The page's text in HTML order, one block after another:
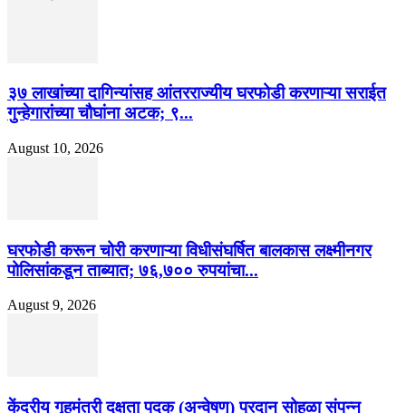
३७ लाखांच्या दागिन्यांसह आंतरराज्यीय घरफोडी करणाऱ्या सराईत
गुन्हेगारांच्या चौघांना अटक; ९...
August 10, 2026
घरफोडी करून चोरी करणाऱ्या विधीसंघर्षित बालकास लक्ष्मीनगर
पोलिसांकडून ताब्यात; ७६,७०० रुपयांचा...
August 9, 2026
केंद्रीय गृहमंत्री दक्षता पदक (अन्वेषण) प्रदान सोहळा संपन्न